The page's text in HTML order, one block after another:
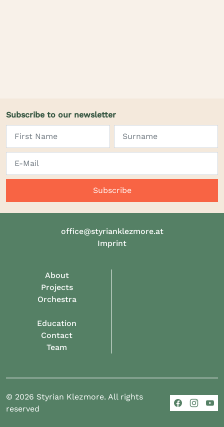
Subscribe to our newsletter
Subscribe
office@styrianklezmore.at
Imprint
About
Projects
Orchestra
Education
Contact
Team
© 2026 Styrian Klezmore. All rights
reserved